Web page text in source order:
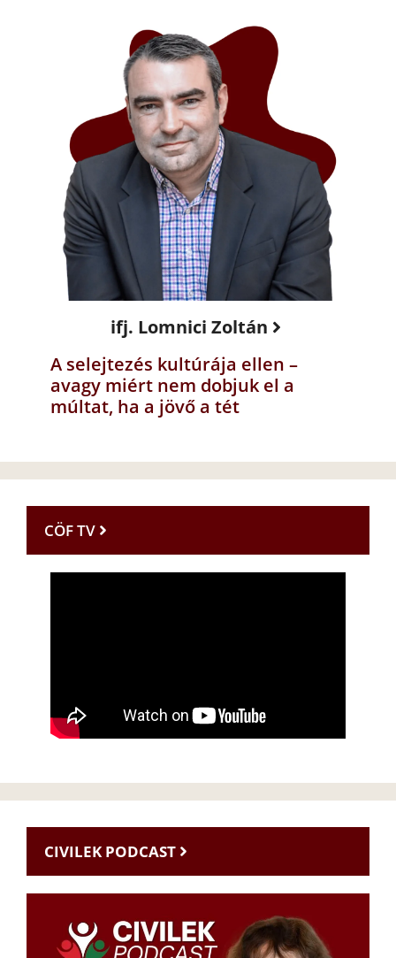
ifj. Lomnici Zoltán
A selejtezés kultúrája ellen –
avagy miért nem dobjuk el a
múltat, ha a jövő a tét
CÖF TV
CIVILEK PODCAST